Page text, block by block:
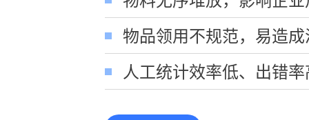
物品领用不规范，易造
人工统计效率低、出错